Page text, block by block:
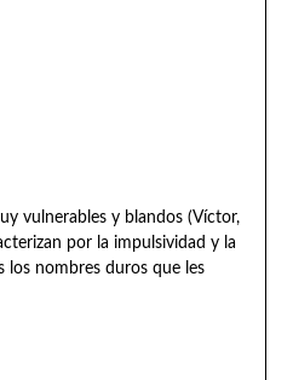
vulnerables y blandos (Víctor,
por la impulsividad y la
los nombres duros que les